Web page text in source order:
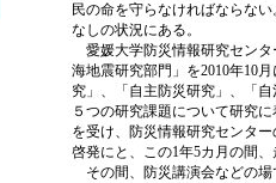
民の命を守らなければならな
なしの状況にある。
愛媛大学防災情報研究センタ
海地震研究部門」を2010年10
究」、「自主防災研究」、「
５つの研究課題について研究
を受け、防災情報研究センタ
啓発にと、この1年5カ月の間、
その間、防災講演会などの場